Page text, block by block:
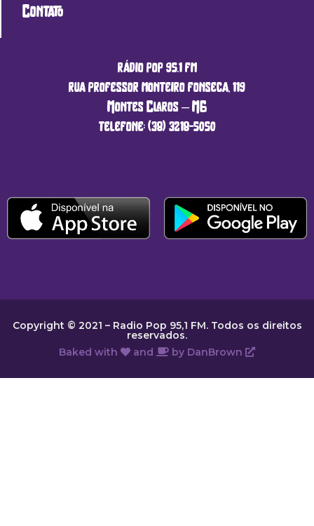
Contato
rádio pop 95.1 fm
rua professor monteiro fonseca, 119
Montes Claros – MG
telefone: (38) 3218-5050
Copyright © 2021 – Radio Pop 95,1 FM. Todos os direitos
reservados.
Baked with
and by DanBrown